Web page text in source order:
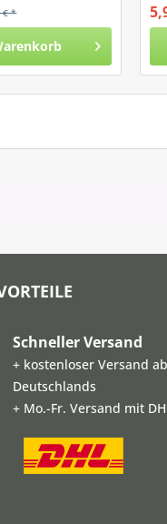
€ *
Schneller Versand
+ kostenloser Versand
Deutschlands
+ Mo.-Fr. Versand mit